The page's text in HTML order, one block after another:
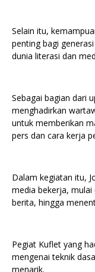
Selain itu,
penting bagi
dunia literasi dan
Sebagai bagian dari
menghadirkan
untuk memberikan
pers dan cara kerja
Dalam kegiatan itu,
media bekerja,
berita, hingga
Pegiat Kuflet yang
mengenai teknik
menarik.